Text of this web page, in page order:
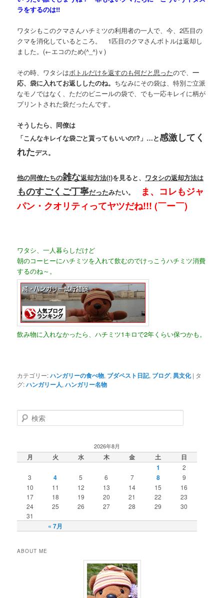
ラをするのは!!
ワタシもこのクマさんハチミツの利用者の一人で、今、2匹目の
クマを消化しているところ。 1匹目のクマさんボトルは返却し
ました。(←エコのため(^_^)ｖ)
その時、ワタシはボトルだけを返すのも何だと思ったので、一
応、袋に入れてお返ししたのね。 ちなみにその袋は、特別ご立派
なモノではなく、ただのビニールの袋で、でも一応キレイに柄が
プリントされた袋だったんです。
そうしたら、同僚は
「こんなキレイな袋ごと貰ってもいいの!?」…と感激してく
れたデス。
他の同僚たちの雑な返却方法(!)を見ると、 ワタシの返却方法は
ものすごくご丁寧だったみたい。
ま、コレもジャ
パン・クオリティってヤツだね!!! (￣ー￣)ゞ
ワタシ、一人暮らしだけど
朝のコーヒーにハチミツを入れて飲むのでけっこうハチミツ消費
するのね～。
飲み物に入れなかったら、ハチミツ1キロで2年くらい保つかも。
カテゴリー:ハンガリーの食べ物, ブダペスト日記, ブログ,異文化 | タ
グ:ハンガリー人,ハンガリー名物
検
索
2026年8月
月 火 水 木 金 土 日
« 7月
1
2
3
4 5 6 7 8
9
10
11 12 13 14 15
16
17
18 19 20 21 22
23
24
25 26 27 28 29
30
31
ABOUT ME